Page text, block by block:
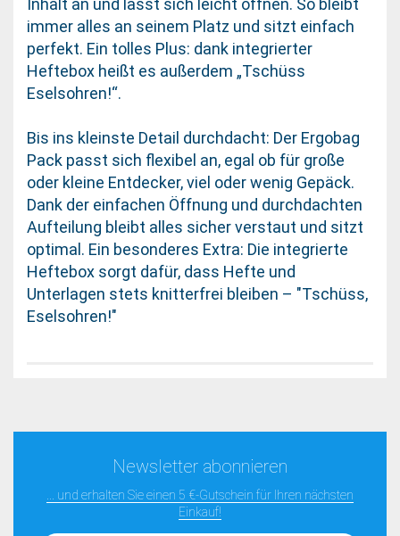
Inhalt an und lässt sich leicht öffnen. So bleibt
immer alles an seinem Platz und sitzt einfach
perfekt. Ein tolles Plus: dank integrierter
Heftebox heißt es außerdem „Tschüss
Eselsohren!“.
Bis ins kleinste Detail durchdacht: Der Ergobag
Pack passt sich flexibel an, egal ob für große
oder kleine Entdecker, viel oder wenig Gepäck.
Dank der einfachen Öffnung und durchdachten
Aufteilung bleibt alles sicher verstaut und sitzt
optimal. Ein besonderes Extra: Die integrierte
Heftebox sorgt dafür, dass Hefte und
Unterlagen stets knitterfrei bleiben – "Tschüss,
Eselsohren!"
Newsletter abonnieren
... und erhalten Sie einen 5 €-Gutschein für Ihren nächsten
Einkauf!